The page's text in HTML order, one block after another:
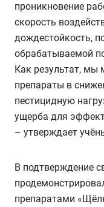
проникновение
скорость
дождестойкость,
обрабатываемой
Как результат, мы
препараты в
пестицидную
ущерба для
– утверждает
В подтверждение
препаратами